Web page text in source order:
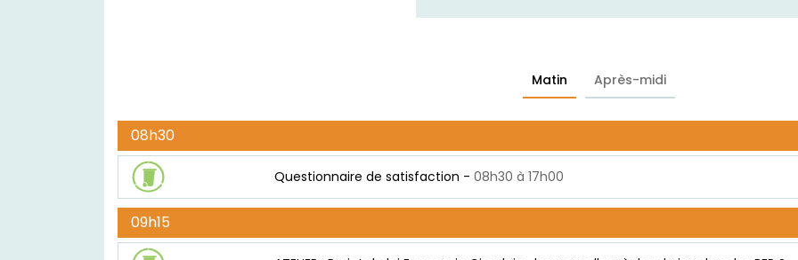
Matin Après-midi
08h30
Questionnaire de satisfaction - 08h30 à 17h00
09h15